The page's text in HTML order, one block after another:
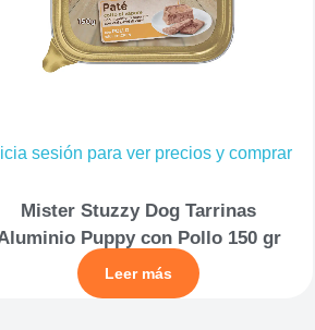
sesión para ver precios y comprar
Mister Stuzzy Dog Tarrinas
Puppy con Pollo 150 gr
Leer más